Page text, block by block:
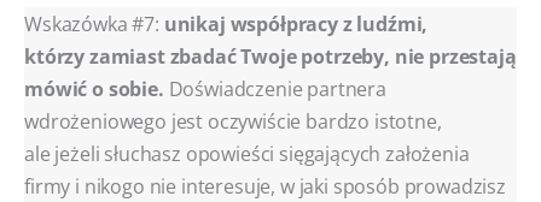
Wskazówka #7: unikaj współpracy z ludźmi,
którzy zamiast zbadać Twoje potrzeby, nie przestają
mówić o sobie. Doświadczenie partnera
wdrożeniowego jest oczywiście bardzo istotne,
ale jeżeli słuchasz opowieści sięgających założenia
firmy i nikogo nie interesuje, w jaki sposób prowadzisz